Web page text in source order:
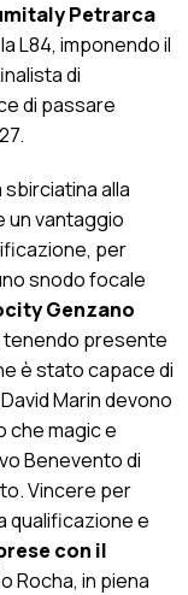
Petrarca
L84, imponendo il
di
di passare
sbirciatina alla
un vantaggio
per
snodo focale
Genzano
presente
è stato capace di
Marin devono
che magic e
Benevento di
Vincere per
qualificazione e
con il
Rocha, in piena